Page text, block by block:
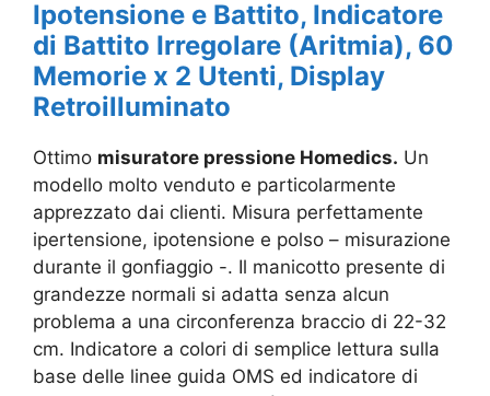
Ipotensione e Battito, Indicatore
di Battito Irregolare (Aritmia), 60
Memorie x 2 Utenti, Display
Retroilluminato
Ottimo misuratore pressione Homedics. Un
modello molto venduto e particolarmente
apprezzato dai clienti. Misura perfettamente
ipertensione, ipotensione e polso – misurazione
durante il gonfiaggio -. Il manicotto presente di
grandezze normali si adatta senza alcun
problema a una circonferenza braccio di 22-32
cm. Indicatore a colori di semplice lettura sulla
base delle linee guida OMS ed indicatore di